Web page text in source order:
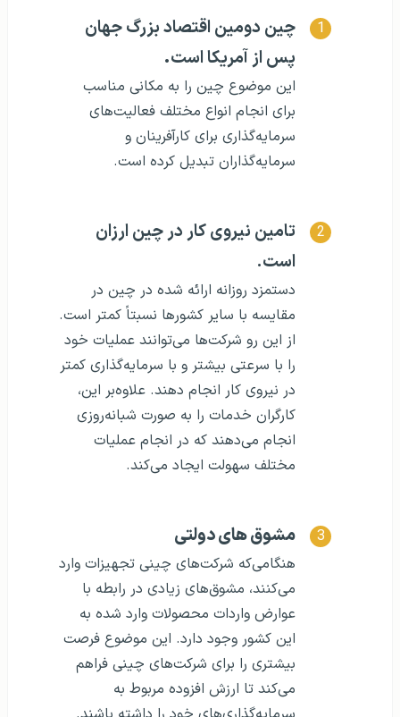
چین دومین اقتصاد بزرگ جهان
پس از آمریکا است.
این موضوع چین را به مکانی مناسب
برای انجام انواع مختلف فعالیت‌های
سرمایه‌گذاری برای کارآفرینان و
سرمایه‌گذاران تبدیل کرده است.
تامین نیروی کار در چین ارزان
است.
دستمزد روزانه ارائه شده در چین در
مقایسه با سایر کشورها نسبتاً کمتر است.
از این رو شرکت‌ها می‌توانند عملیات خود
را با سرعتی بیشتر و با سرمایه‌گذاری کمتر
در نیروی کار انجام دهند. علاوه‌بر این،
کارگران خدمات را به صورت شبانه‌روزی
انجام می‌دهند که در انجام عملیات
مختلف سهولت ایجاد می‌کند.
مشوق های دولتی
هنگامی‌که شرکت‌های چینی تجهیزات وارد
می‌کنند، مشوق‌های زیادی در رابطه با
عوارض واردات محصولات وارد شده به
این کشور وجود دارد. این موضوع فرصت
بیشتری را برای شرکت‌های چینی فراهم
می‌کند تا ارزش افزوده مربوط به